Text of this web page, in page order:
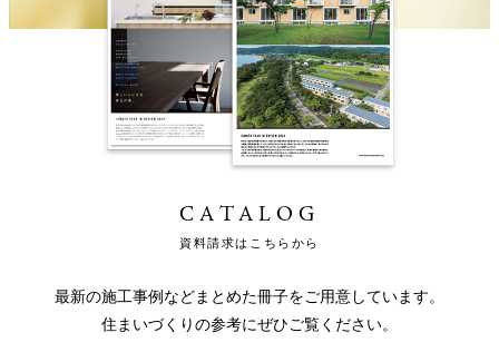
CATALOG
資料請求はこちらから
最新の施工事例などまとめた冊子をご用意しています。
住まいづくりの参考にぜひご覧ください。